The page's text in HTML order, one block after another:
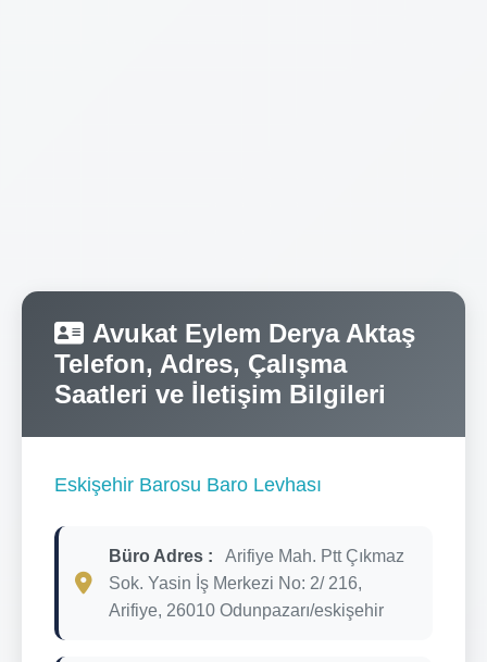
Avukat Eylem Derya Aktaş
Telefon, Adres, Çalışma
Saatleri ve İletişim Bilgileri
Eskişehir Barosu Baro Levhası
Büro Adres :
Arifiye Mah. Ptt Çıkmaz
Sok. Yasin İş Merkezi No: 2/ 216,
Arifiye, 26010 Odunpazarı/eskişehir